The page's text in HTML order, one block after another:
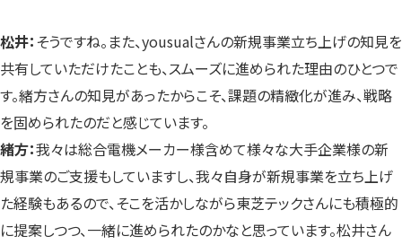
松井： そうですね。また、yousualさんの新規事業立ち上げの知見を
共有していただけたことも、スムーズに進められた理由のひとつで
す。緒方さんの知見があったからこそ、課題の精緻化が進み、戦略
を固められたのだと感じています。
緒方：我々は総合電機メーカー様含めて様々な大手企業様の新
規事業のご支援もしていますし、我々自身が新規事業を立ち上げ
た経験もあるので、そこを活かしながら東芝テックさんにも積極的
に提案しつつ、一緒に進められたのかなと思っています。松井さん